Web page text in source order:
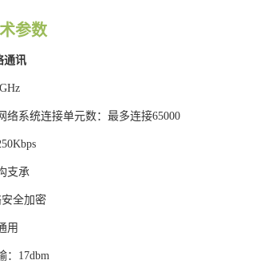
参数
通讯
络系统连接单元数：最多连接65000
支承
安全加密
用
：17dbm